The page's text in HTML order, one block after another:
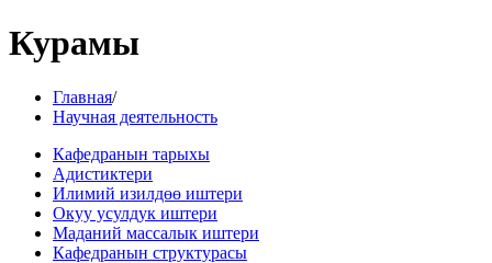
Курамы
Главная/
Научная деятельность
Кафедранын тарыхы
Адистиктери
Илимий изилдөө иштери
Окуу усулдук иштери
Маданий массалык иштери
Кафедранын структурасы